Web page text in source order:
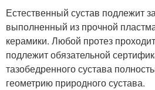
Естественный сустав подлежит
выполненный из прочной
керамики. Любой протез
подлежит обязательной
тазобедренного сустава
геометрию природного сустава.